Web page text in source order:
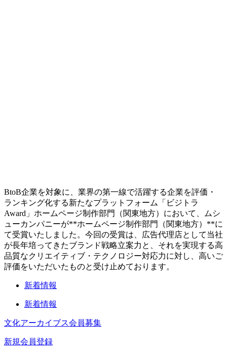
BtoB企業を対象に、業界の第一線で活躍する企業を評価・
ランキング化する新たなプラットフォーム「ビジトラ
Award」ホームページ制作部門（関東地方）において、ムシ
ューカンパニーが**ホームページ制作部門（関東地方）**に
て受賞いたしました。今回の受賞は、広告代理店として当社
が長年培ってきたブランド戦略立案力と、それを実現する高
品質なクリエイティブ・テクノロジー対応力に対し、高いご
評価をいただいたものと受け止めております。
新着情報
新着情報
文化アーカイブス会員募集
新規会員登録